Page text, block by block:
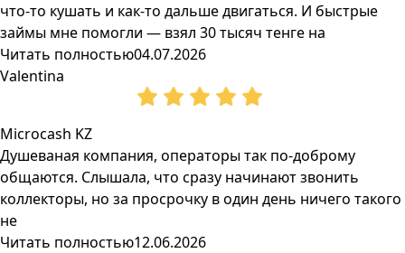
что-то кушать и как-то дальше двигаться. И быстрые
займы мне помогли — взял 30 тысяч тенге на
Читать полностью04.07.2026
Valentina
Microcash KZ
Душеваная компания, операторы так по-доброму
общаются. Слышала, что сразу начинают звонить
коллекторы, но за просрочку в один день ничего такого
не
Читать полностью12.06.2026